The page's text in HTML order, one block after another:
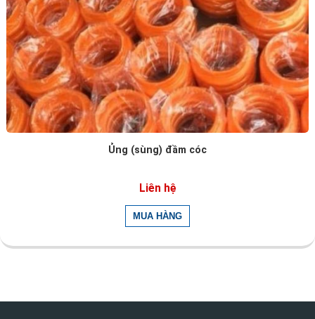
Ủng (sùng) đầm cóc
Liên hệ